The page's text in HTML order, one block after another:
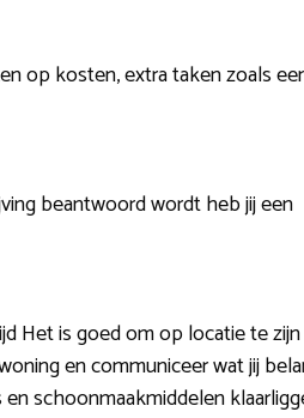
op kosten, extra taken zoals
beantwoord wordt heb jij een
Het is goed om op locatie te
en communiceer wat jij
schoonmaakmiddelen